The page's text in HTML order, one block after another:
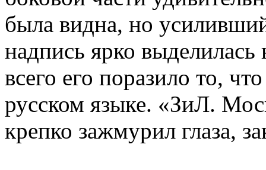
была видна, но
надпись ярко
всего его поразило то,
русском языке. «ЗиЛ.
крепко зажмурил глаза,